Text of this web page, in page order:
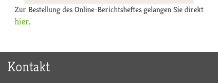
Zur Bestellung des Online-Berichtsheftes gelangen Sie direkt
hier.
Kontakt